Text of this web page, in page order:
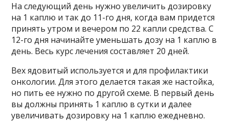
На следующий день нужно увеличить дозировку
на 1 каплю и так до 11-го дня, когда вам придется
принять утром и вечером по 22 капли средства. С
12-го дня начинайте уменьшать дозу на 1 каплю в
день. Весь курс лечения составляет 20 дней.
Вех ядовитый используется и для профилактики
онкологии. Для этого делается такая же настойка,
но пить ее нужно по другой схеме. В первый день
вы должны принять 1 каплю в сутки и далее
увеличивать дозировку на 1 каплю ежедневно.